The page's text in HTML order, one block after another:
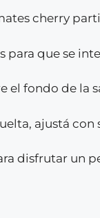
cherry
para que se
el fondo de la
ajustá
disfrutar un